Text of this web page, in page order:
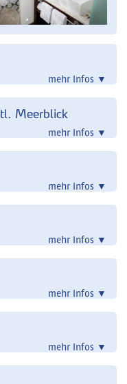
mehr Infos ▼
Meerblick
mehr Infos ▼
mehr Infos ▼
mehr Infos ▼
mehr Infos ▼
mehr Infos ▼